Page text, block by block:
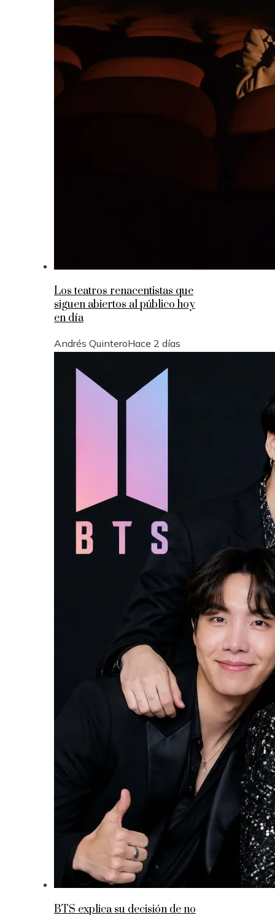
Los teatros renacentistas que
siguen abiertos al público hoy
en día
Andrés QuinteroHace 2 días
BTS explica su decisión de no